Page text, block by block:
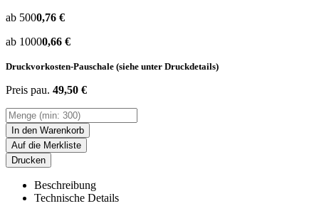
ab 5000,76 €
ab 10000,66 €
Druckvorkosten-Pauschale (siehe unter Druckdetails)
Preis pau. 49,50 €
In den Warenkorb
Auf die Merkliste
Drucken
Beschreibung
Technische Details